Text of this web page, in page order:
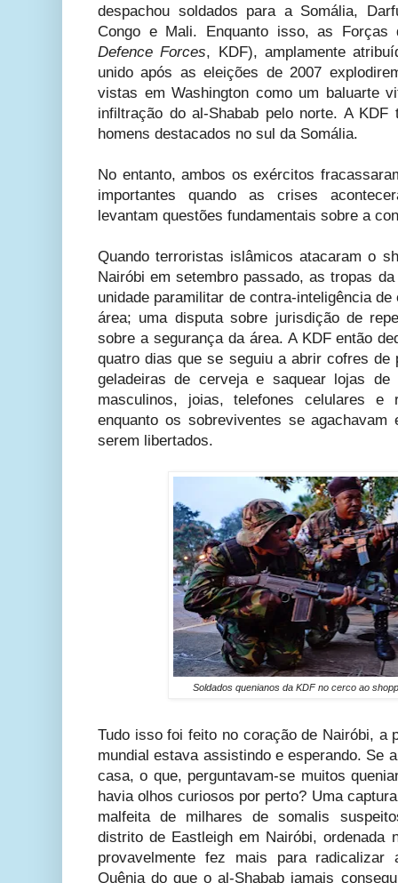
despachou soldados para a Somália,
Congo e Mali. Enquanto isso, as Forças
Defence Forces, KDF), amplamente
unido após as eleições de 2007
vistas em Washington como um baluarte
infiltração do al-Shabab pelo norte. A
homens destacados no sul da Somália.
No entanto, ambos os exércitos
importantes quando as crises
levantam questões fundamentais sobre a
Quando terroristas islâmicos atacaram o
Nairóbi em setembro passado, as tropas
unidade paramilitar de contra-inteligência
área; uma disputa sobre jurisdição de
sobre a segurança da área. A KDF então
quatro dias que se seguiu a abrir cofres
geladeiras de cerveja e saquear lojas
masculinos, joias, telefones celulares e
enquanto os sobreviventes se agachavam
serem libertados.
Soldados quenianos da KDF no cerco ao
Tudo isso foi feito no coração de Nairóbi, a
mundial estava assistindo e esperando. Se
casa, o que, perguntavam-se muitos
havia olhos curiosos por perto? Uma
malfeita de milhares de somalis
distrito de Eastleigh em Nairóbi, ordenada
provavelmente fez mais para radicalizar
Quênia do que o al-Shabab jamais